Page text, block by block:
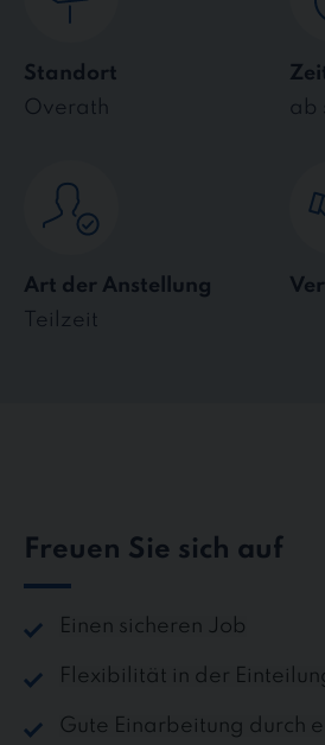
Standort
Overath
ab
Art der Anstellung
Teilzeit
Freuen Sie sich auf
Einen sicheren Job
Flexibilität in der
Gute Einarbeitung durch